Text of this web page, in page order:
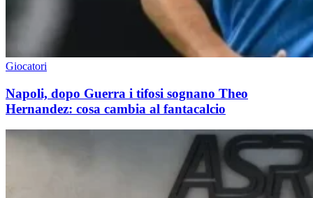
Giocatori
Napoli, dopo Guerra i tifosi sognano Theo
Hernandez: cosa cambia al fantacalcio